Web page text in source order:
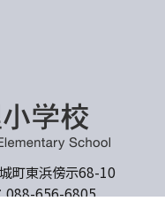
町東浜傍示68-10
088-656-6805